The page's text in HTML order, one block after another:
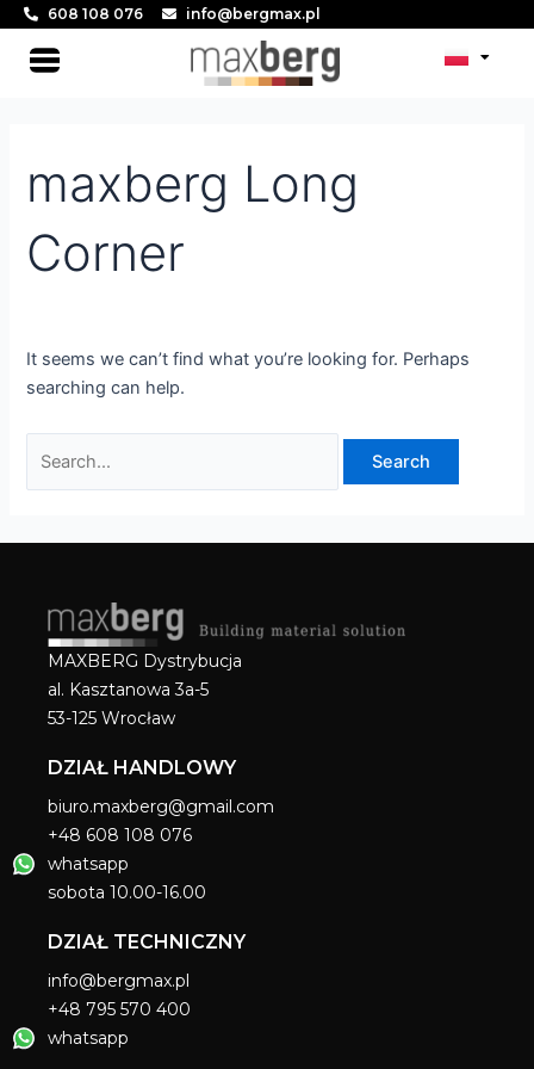
Skip
content
608 108 076 info@bergmax.pl
Main
maxberg Long
Corner
It seems we can’t find what you’re looking for. Perhaps
searching can help.
Search
MAXBERG Dystrybucja
al. Kasztanowa 3a-5
53-125 Wrocław
DZIAŁ HANDLOWY
biuro.maxberg@gmail.com
+48 608 108 076
whatsapp
sobota 10.00-16.00
DZIAŁ TECHNICZNY
info@bergmax.pl
+48 795 570 400
whatsapp